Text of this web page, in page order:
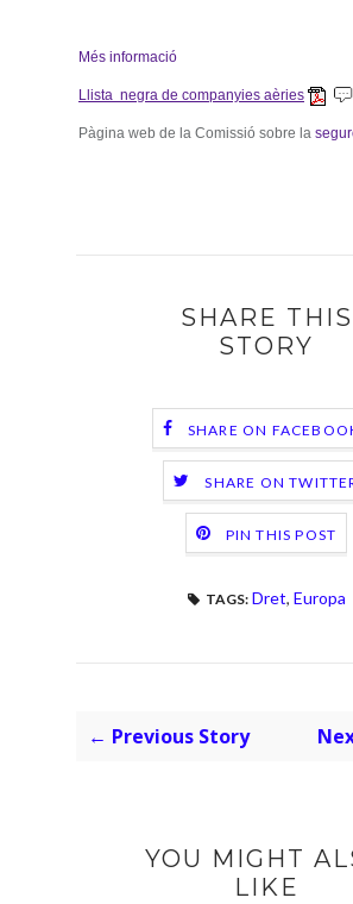
Més informació
Llista negra de companyies aèries
Pàgina web de la Comissió sobre la
SHARE THIS
STORY
SHARE ON
SHARE ON
PIN THIS POST
TAGS: Dret, Europa
← Previous Story
YOU MIGHT
LIKE